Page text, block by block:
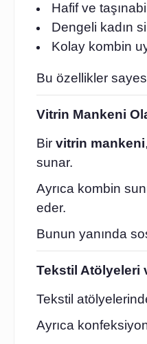
Hafif ve
Dengeli kadın
Kolay kombin
Bu özellikler
Vitrin Mankeni
Bir vitrin mankeni
sunar.
Ayrıca kombin
eder.
Bunun yanında
Tekstil Atölyeleri
Tekstil
Ayrıca